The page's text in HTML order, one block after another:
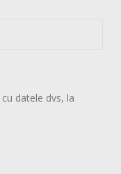
datele dvs, la